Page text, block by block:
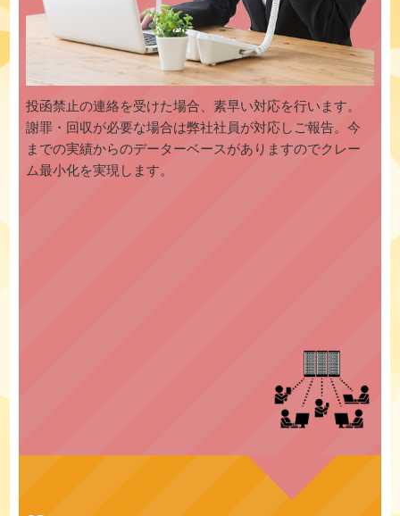
投函禁止の連絡を受けた場合、素早い対応を行います。
謝罪・回収が必要な場合は弊社社員が対応しご報告。今
までの実績からのデーターベースがありますのでクレー
ム最小化を実現します。